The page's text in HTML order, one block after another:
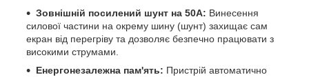
Зовнішній посилений шунт на 50А: Винесення
силової частини на окрему шину (шунт) захищає сам
екран від перегріву та дозволяє безпечно працювати з
високими струмами.
Енергонезалежна пам'ять: Пристрій автоматично